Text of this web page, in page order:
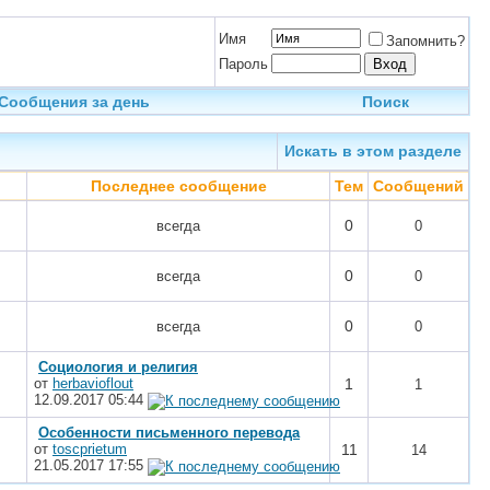
Имя
Запомнить?
Пароль
за день Поиск
Искать в этом разделе
Последнее сообщение Тем Сообщений
всегда 0 0
всегда 0 0
всегда 0 0
Социология и религия
от herbavioflout
12.09.2017 05:44
1 1
Особенности письменного перевода
от toscprietum
21.05.2017 17:55
11 14